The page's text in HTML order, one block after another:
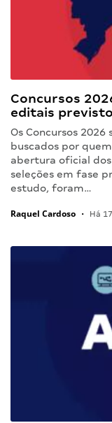
Concursos
editais
Os Concursos
buscados por
abertura oficial
seleções em fase
estudo, foram…
Raquel Cardoso • Há